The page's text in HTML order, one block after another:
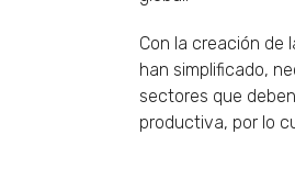
Con la creación de
han simplificado,
sectores que
productiva, por lo